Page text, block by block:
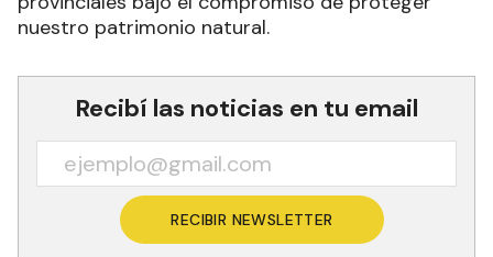
nuestro patrimonio natural.
Recibí las noticias en tu email
RECIBIR NEWSLETTER